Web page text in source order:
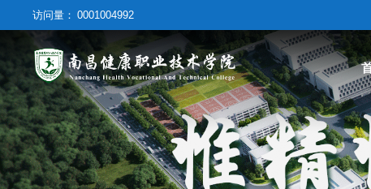
访问量：0001004992